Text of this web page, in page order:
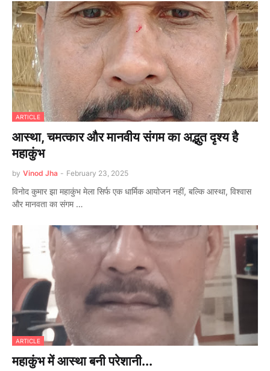
ARTICLE
आस्था, चमत्कार और मानवीय संगम का अद्भुत दृश्य है
महाकुंभ
by Vinod Jha - February 23, 2025
विनोद कुमार झा महाकुंभ मेला सिर्फ एक धार्मिक आयोजन नहीं, बल्कि आस्था, विश्वास
और मानवता का संगम …
ARTICLE
महाकुंभ में आस्था बनी परेशानी...